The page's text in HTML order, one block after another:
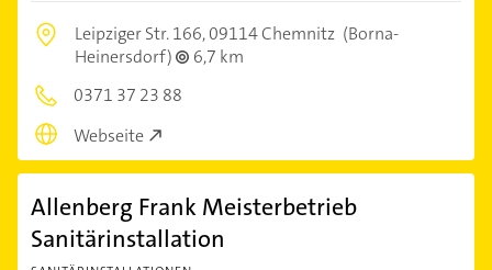
Leipziger Str. 166,09114 Chemnitz (Borna-
Heinersdorf)
6,7 km
0371 37 23 88
Webseite
Allenberg Frank Meisterbetrieb
Sanitärinstallation